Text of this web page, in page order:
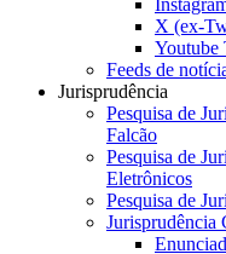
X (ex-
Youtube
Feeds de
Jurisprudência
Pesquisa de
Falcão
Pesquisa de
Eletrônicos
Pesquisa de
Jurisprudência